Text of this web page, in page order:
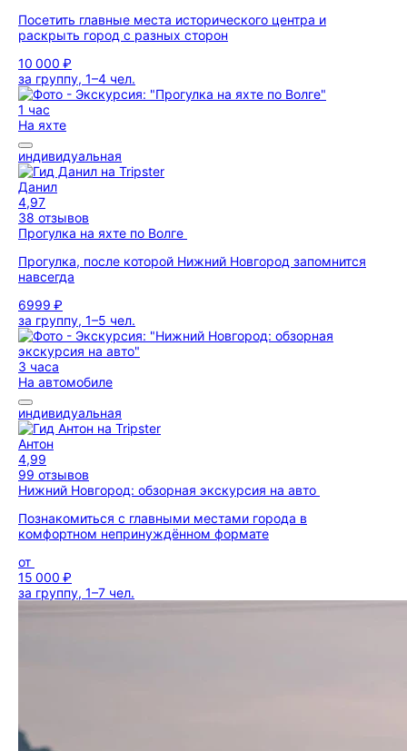
Посетить главные места исторического центра и
раскрыть город с разных сторон
10 000 ₽
за группу, 1–4 чел.
1 час
На яхте
индивидуальная
Данил
4,97
38 отзывов
Прогулка на яхте по Волге
Прогулка, после которой Нижний Новгород запомнится
навсегда
6999 ₽
за группу, 1–5 чел.
3 часа
На автомобиле
индивидуальная
Антон
4,99
99 отзывов
Нижний Новгород: обзорная экскурсия на авто
Познакомиться с главными местами города в
комфортном непринуждённом формате
от
15 000 ₽
за группу, 1–7 чел.